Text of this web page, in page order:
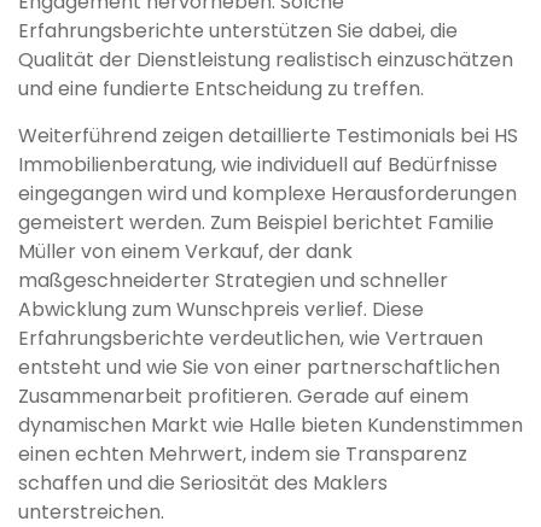
Erfahrungsberichte unterstützen Sie dabei, die
Qualität der Dienstleistung realistisch einzuschätzen
und eine fundierte Entscheidung zu treffen.
Weiterführend zeigen detaillierte Testimonials bei HS
Immobilienberatung, wie individuell auf Bedürfnisse
eingegangen wird und komplexe Herausforderungen
gemeistert werden. Zum Beispiel berichtet Familie
Müller von einem Verkauf, der dank
maßgeschneiderter Strategien und schneller
Abwicklung zum Wunschpreis verlief. Diese
Erfahrungsberichte verdeutlichen, wie Vertrauen
entsteht und wie Sie von einer partnerschaftlichen
Zusammenarbeit profitieren. Gerade auf einem
dynamischen Markt wie Halle bieten Kundenstimmen
einen echten Mehrwert, indem sie Transparenz
schaffen und die Seriosität des Maklers
unterstreichen.